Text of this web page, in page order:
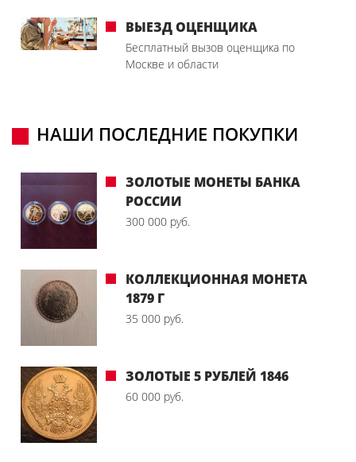
ВЫЕЗД ОЦЕНЩИКА
Бесплатный вызов оценщика по
Москве и области
НАШИ ПОСЛЕДНИЕ ПОКУПКИ
ЗОЛОТЫЕ МОНЕТЫ БАНКА
РОССИИ
300 000 руб.
КОЛЛЕКЦИОННАЯ МОНЕТА
1879 Г
35 000 руб.
ЗОЛОТЫЕ 5 РУБЛЕЙ 1846
60 000 руб.